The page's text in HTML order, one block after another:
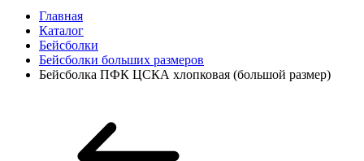
Главная
Каталог
Бейсболки
Бейсболки больших размеров
Бейсболка ПФК ЦСКА хлопковая (большой размер)